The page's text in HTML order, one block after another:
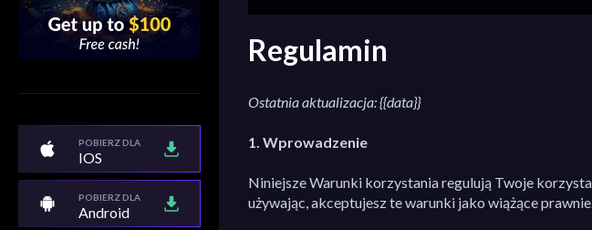
POBIERZ DLA
IOS
POBIERZ DLA
Android
Regulamin
Ostatnia aktualizacja: {{data}}
1. Wprowadzenie
Niniejsze Warunki korzystania regulują Twoje
używając, akceptujesz te warunki jako wiążące